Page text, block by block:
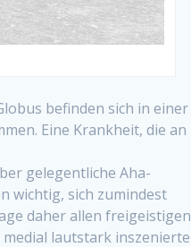
befinden sich in einer
Eine Krankheit, die an
gelegentliche Aha-
wichtig, sich zumindest
daher allen freigeistigen
medial lautstark inszenierte